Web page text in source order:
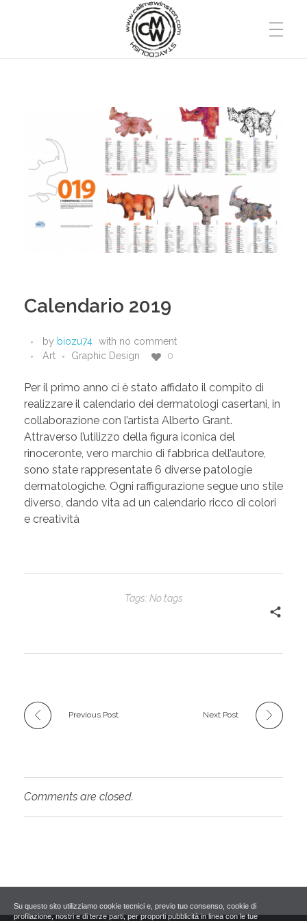
Calendario 2019
by biozu74 with no comment
Art
Graphic Design 0
Per il primo anno ci è stato affidato il compito di
realizzare il calendario dei dermatologi casertani, in
collaborazione con l’artista Alberto Grant.
Attraverso l’utilizzo della figura iconica del
rinoceronte, vero marchio di fabbrica dell’autore,
sono state rappresentate 6 diverse patologie
dermatologiche. Ogni raffigurazione segue uno stile
diverso, dando vita ad un calendario ricco di colori
e creatività
Tags: No tags
Previous Post Next Post
Comments are closed.
Su questo sito utilizziamo cookie tecnici e, previo tuo consenso, cookie di
profilazione, nostri e di terze parti, per proporti pubblicità in linea con le tue